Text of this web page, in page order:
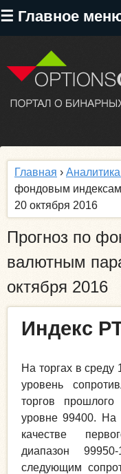
☰ Главное
Главная ›
фондовым
20 октября 2016
Прогноз по
валютным
октября 2016
Индекс
На торгах в среду
уровень
торгов
уровне 99400. На
качестве
диапазон
следующим